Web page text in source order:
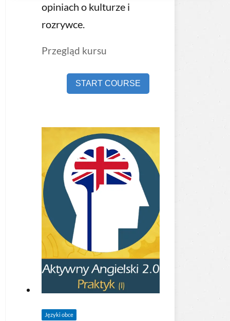
opiniach o kulturze i
rozrywce.
Przegląd kursu
START COURSE
Języki obce